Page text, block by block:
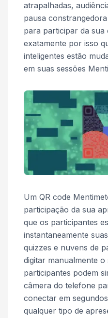
atrapalhadas,
pausa
para participar da sua
exatamente por isso
inteligentes estão
em suas sessões
Um QR code
participação da sua
que os participantes
instantaneamente
quizzes e nuvens de
digitar manualmente o
participantes podem
câmera do telefone
conectar em
qualquer tipo de